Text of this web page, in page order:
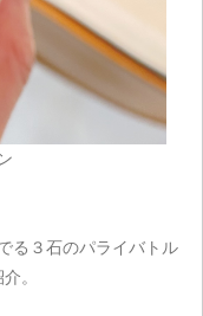
る３石のパライバトル
。